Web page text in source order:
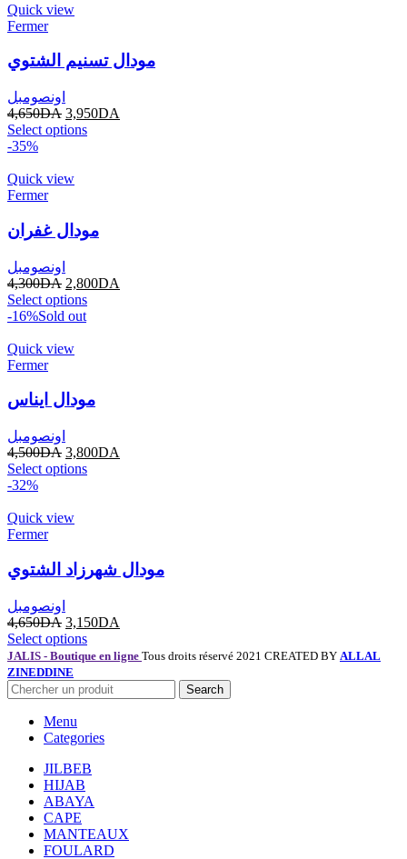
Quick view
Fermer
مودال تسنيم الشتوي
اونصومبل
4,650DA 3,950DA
Select options
-35%
Quick view
Fermer
مودال غفران
اونصومبل
4,300DA 2,800DA
Select options
-16%Sold out
Quick view
Fermer
مودال ايناس
اونصومبل
4,500DA 3,800DA
Select options
-32%
Quick view
Fermer
مودال شهرزاد الشتوي
اونصومبل
4,650DA 3,150DA
Select options
JALIS - Boutique en ligne Tous droits réservé 2021 CREATED BY ALLAL
ZINEDDINE
Search
Menu
Categories
JILBEB
HIJAB
ABAYA
CAPE
MANTEAUX
FOULARD